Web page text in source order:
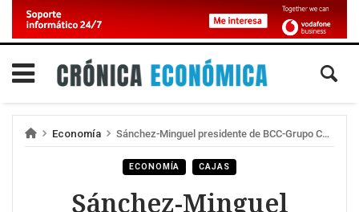
Economía Sánchez-Minguel presidente de BCC-Grupo Cajamar
ECONOMÍA CAJAS
Sánchez-Minguel